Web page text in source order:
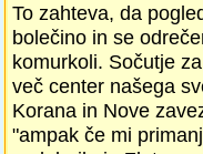
To zahteva, da
bolečino in se
komurkoli. Sočutje
več center našega
Korana in Nove
"ampak če mi